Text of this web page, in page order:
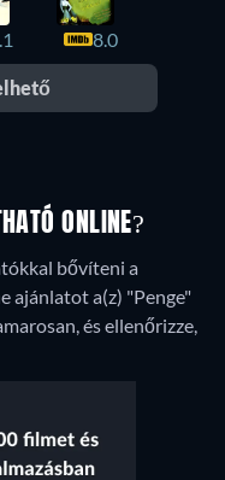
8.0
ONLINE?
bővíteni a
ajánlatot a(z) "Penge"
és ellenőrizze,